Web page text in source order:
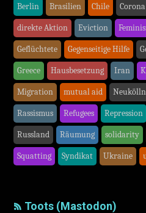
Berlin Brasilien Chile Corona
direkte Aktion Eviction
Geflüchtete Gegenseitige Hilfe
Greece Hausbesetzung Iran
Migration mutual aid Neukölln
Rassismus Refugees Repression
Russland Räumung solidarity
Squatting Syndikat Ukraine
Toots (Mastodon)